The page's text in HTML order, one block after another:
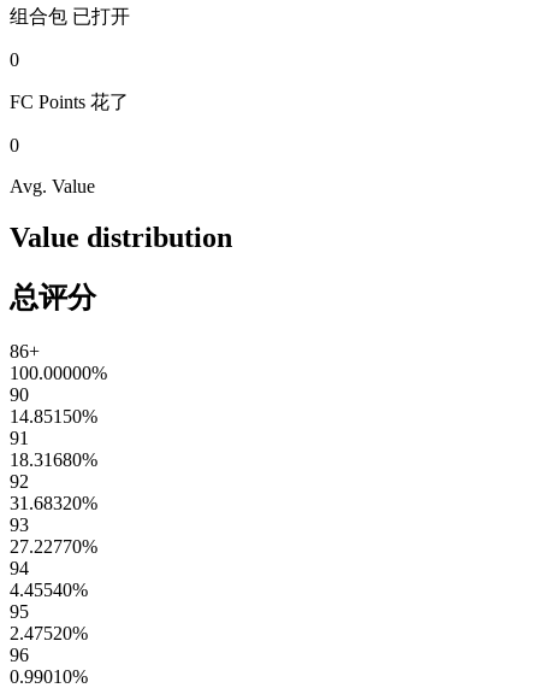
组合包 已打开
0
FC Points 花了
0
Avg. Value
Value distribution
总评分
86+
100.00000%
90
14.85150%
91
18.31680%
92
31.68320%
93
27.22770%
94
4.45540%
95
2.47520%
96
0.99010%